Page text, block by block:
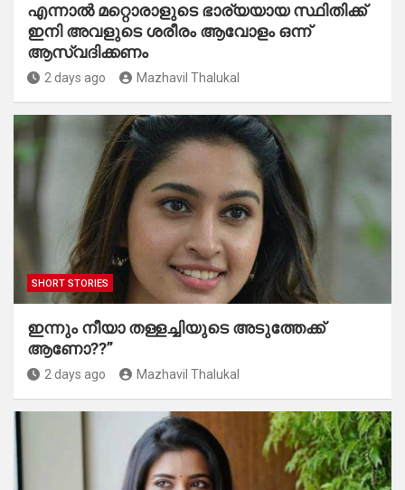
എന്നാൽ മറ്റൊരാളുടെ ഭാര്യയായ സ്ഥിതിക്ക്
ഇനി അവളുടെ ശരീരം ആവോളം ഒന്ന്
ആസ്വദിക്കണം
2 days ago Mazhavil Thalukal
SHORT STORIES
ഇന്നും നീയാ തള്ളച്ചിയുടെ അടുത്തേക്ക്
ആണോ??”
2 days ago Mazhavil Thalukal